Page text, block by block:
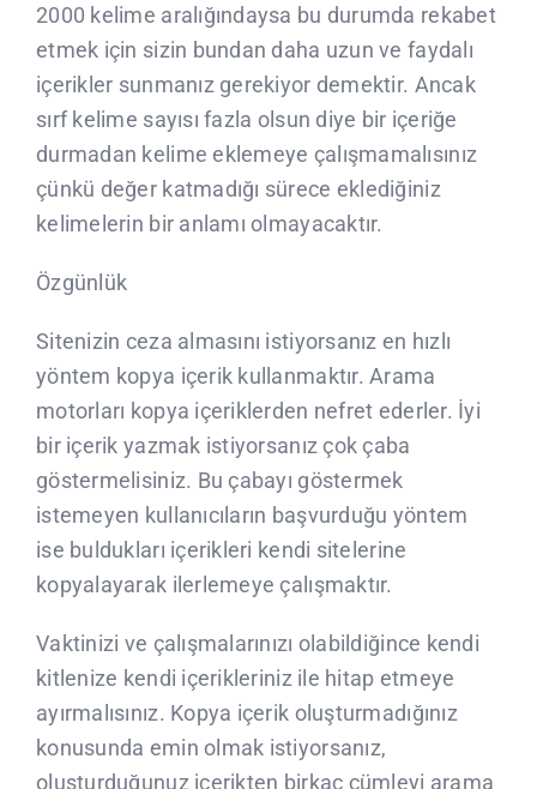
2000 kelime aralığındaysa bu durumda rekabet
etmek için sizin bundan daha uzun ve faydalı
içerikler sunmanız gerekiyor demektir. Ancak
sırf kelime sayısı fazla olsun diye bir içeriğe
durmadan kelime eklemeye çalışmamalısınız
çünkü değer katmadığı sürece eklediğiniz
kelimelerin bir anlamı olmayacaktır.
Özgünlük
Sitenizin ceza almasını istiyorsanız en hızlı
yöntem kopya içerik kullanmaktır. Arama
motorları kopya içeriklerden nefret ederler. İyi
bir içerik yazmak istiyorsanız çok çaba
göstermelisiniz. Bu çabayı göstermek
istemeyen kullanıcıların başvurduğu yöntem
ise buldukları içerikleri kendi sitelerine
kopyalayarak ilerlemeye çalışmaktır.
Vaktinizi ve çalışmalarınızı olabildiğince kendi
kitlenize kendi içerikleriniz ile hitap etmeye
ayırmalısınız. Kopya içerik oluşturmadığınız
konusunda emin olmak istiyorsanız,
oluşturduğunuz içerikten birkaç cümleyi arama